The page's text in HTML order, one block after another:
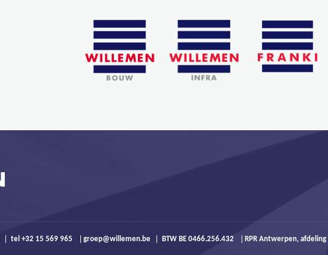
tel +32 15 569 965 groep@willemen.be BTW BE 0466.256.432 RPR Antwerpen,